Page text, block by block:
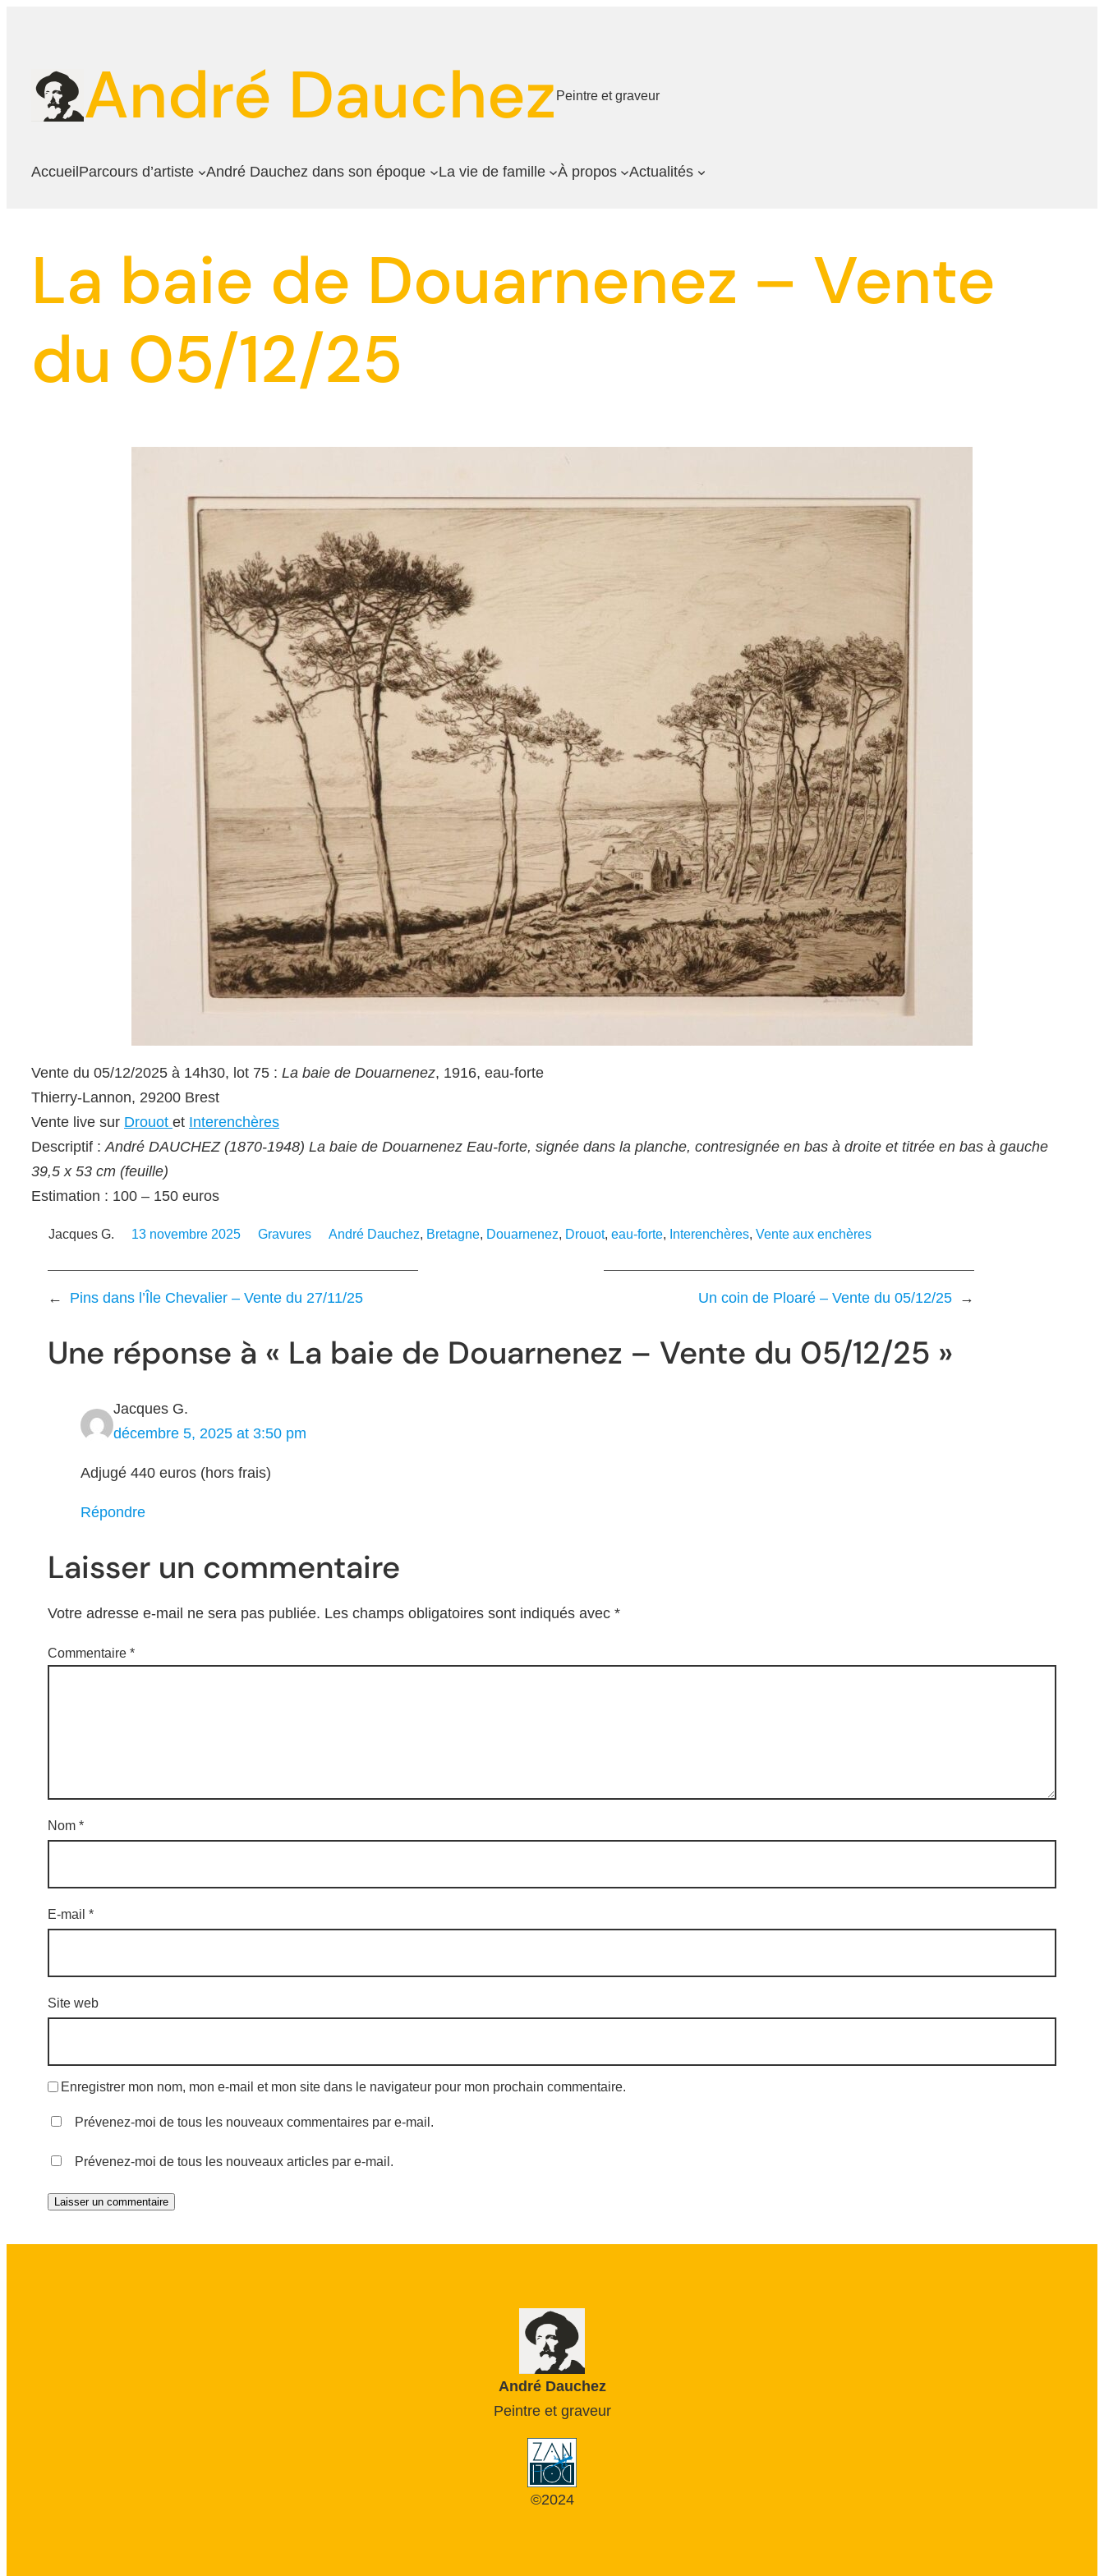
contenu
André Dauchez Peintre et graveur
Accueil Parcours d’artiste André Dauchez dans son époque La vie de famille À propos Actualités
La baie de Douarnenez – Vente
du 05/12/25
Vente du 05/12/2025 à 14h30, lot 75 : La baie de Douarnenez, 1916, eau-forte
Thierry-Lannon, 29200 Brest
Vente live sur Drouot et Interenchères
Descriptif :André DAUCHEZ (1870-1948) La baie de Douarnenez Eau-forte, signée dans la planche, contresignée en bas à droite et titrée en bas à gauche
39,5 x 53 cm (feuille)
Estimation : 100 – 150 euros
Jacques G. 13 novembre 2025 Gravures André Dauchez, Bretagne, Douarnenez, Drouot, eau-forte, Interenchères, Vente aux enchères
← Pins dans l’Île Chevalier – Vente du 27/11/25 →
Un coin de Ploaré – Vente du 05/12/25
Une réponse à « La baie de Douarnenez – Vente du 05/12/25 »
Jacques G.
décembre 5, 2025 at 3:50 pm
Adjugé 440 euros (hors frais)
Répondre
Laisser un commentaire
Votre adresse e-mail ne sera pas publiée. Les champs obligatoires sont indiqués avec *
Commentaire *
Nom *
E-mail *
Site web
Enregistrer mon nom, mon e-mail et mon site dans le navigateur pour mon prochain commentaire.
Prévenez-moi de tous les nouveaux commentaires par e-mail.
Prévenez-moi de tous les nouveaux articles par e-mail.
André Dauchez
Peintre et graveur
©2024